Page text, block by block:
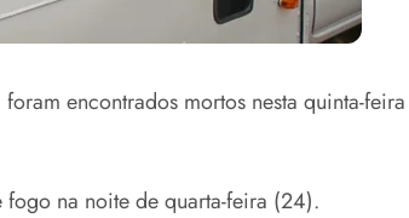
encontrados mortos nesta quinta-
na noite de quarta-feira (24).